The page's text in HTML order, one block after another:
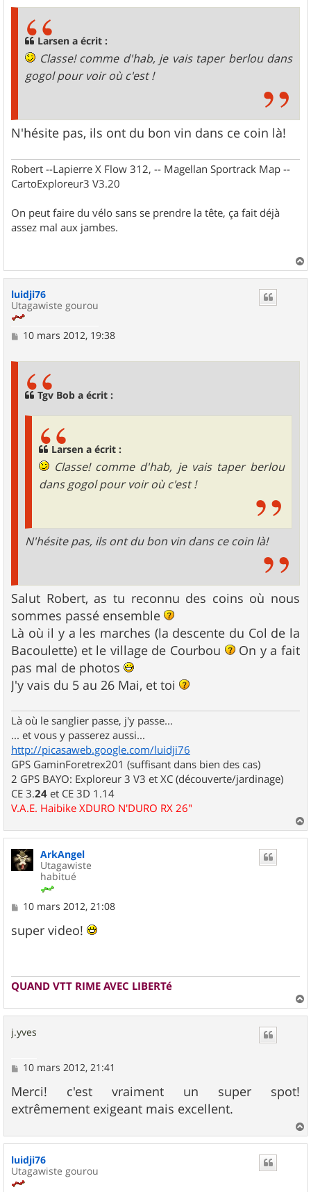
Larsen a écrit :
Classe! comme d'hab, je vais taper berlou dans
gogol pour voir où c'est !
N'hésite pas, ils ont du bon vin dans ce coin là!
Robert --Lapierre X Flow 312, -- Magellan Sportrack Map --
CartoExploreur3 V3.20
On peut faire du vélo sans se prendre la tête, ça fait déjà
assez mal aux jambes.
a
luidji76
Utagawiste gourou
M10 mars 2012, 19:38
Tgv Bob a écrit :
Larsen a écrit :
Classe! comme d'hab, je vais taper berlou
dans gogol pour voir où c'est !
N'hésite pas, ils ont du bon vin dans ce coin là!
Salut Robert, as tu reconnu des coins où nous
sommes passé ensemble
Là où il y a les marches (la descente du Col de la
Bacoulette) et le village de Courbou
On y a fait
pas mal de photos
J'y vais du 5 au 26 Mai, et toi
Là où le sanglier passe, j'y passe...
... et vous y passerez aussi...
http://picasaweb.google.com/luidji76
GPS GaminForetrex201 (suffisant dans bien des cas)
2 GPS BAYO: Exploreur 3 V3 et XC (découverte/jardinage)
CE 3.24 et CE 3D 1.14
V.A.E. Haibike XDURO N'DURO RX 26"
a
ArkAngel
Utagawiste
habitué
M
s
s
10 mars 2012, 21:08
super video!
QUAND VTT RIME AVEC LIBERTé
a
j.yves
M
s
s
a
e
10 mars 2012, 21:41
Merci! c'est vraiment un super spot!
extrêmement exigeant mais excellent.
a
luidji76
Utagawiste gourou